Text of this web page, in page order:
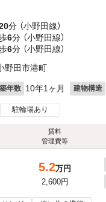
分 （小野田線）
6分 （小野田線）
6分 （小野田線）
野田市港町
築年数 10年1ヶ月 建物構造
駐輪場あり
賃料
管理費等
5.2万円
2,600円